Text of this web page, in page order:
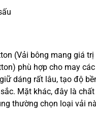
(Vải bông mang giá
phù hợp cho may
dáng rất lâu, tạo độ
Mặt khác, đây là
thường chọn loại vải